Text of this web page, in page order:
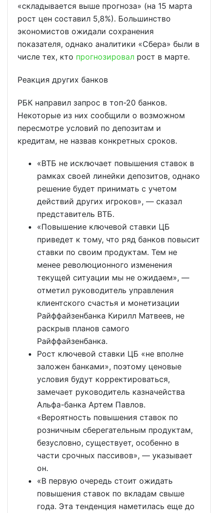
«складывается выше прогноза» (на 15 марта
рост цен составил 5,8%). Большинство
экономистов ожидали сохранения
показателя, однако аналитики «Сбера» были в
числе тех, кто прогнозировал рост в марте.
Реакция других банков
РБК направил запрос в топ-20 банков.
Некоторые из них сообщили о возможном
пересмотре условий по депозитам и
кредитам, не назвав конкретных сроков.
«ВТБ не исключает повышения ставок в
рамках своей линейки депозитов, однако
решение будет принимать с учетом
действий других игроков», — сказал
представитель ВТБ.
«Повышение ключевой ставки ЦБ
приведет к тому, что ряд банков повысит
ставки по своим продуктам. Тем не
менее революционного изменения
текущей ситуации мы не ожидаем», —
отметил руководитель управления
клиентского счастья и монетизации
Райффайзенбанка Кирилл Матвеев, не
раскрыв планов самого
Райффайзенбанка.
Рост ключевой ставки ЦБ «не вполне
заложен банками», поэтому ценовые
условия будут корректироваться,
замечает руководитель казначейства
Альфа-банка Артем Павлов.
«Вероятность повышения ставок по
розничным сберегательным продуктам,
безусловно, существует, особенно в
части срочных пассивов», — указывает
он.
«В первую очередь стоит ожидать
повышения ставок по вкладам свыше
года. Эта тенденция наметилась еще до